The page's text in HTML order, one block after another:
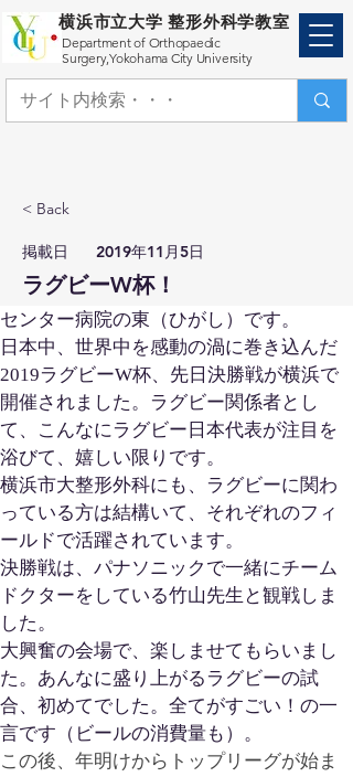
横浜市立大学 整形外科学教室
Department of Orthopaedic
Surgery,Yokohama City University
< Back
​掲載日 2019年11月5日
ラグビーW杯！
センター病院の東（ひがし）です。
日本中、世界中を感動の渦に巻き込んだ
2019ラグビーW杯、先日決勝戦が横浜で
開催されました。ラグビー関係者とし
て、こんなにラグビー日本代表が注目を
浴びて、嬉しい限りです。
横浜市大整形外科にも、ラグビーに関わ
っている方は結構いて、それぞれのフィ
ールドで活躍されています。
決勝戦は、パナソニックで一緒にチーム
ドクターをしている竹山先生と観戦しま
した。
大興奮の会場で、楽しませてもらいまし
た。あんなに盛り上がるラグビーの試
合、初めてでした。全てがすごい！の一
言です（ビールの消費量も）。
この後、年明けからトップリーグが始ま